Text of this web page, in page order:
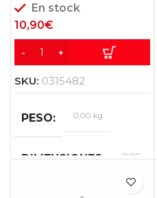
En stock
10,90€
SKU: 0315482
PESO 0,00 kg
DIMENSIONES
0,00
0,00